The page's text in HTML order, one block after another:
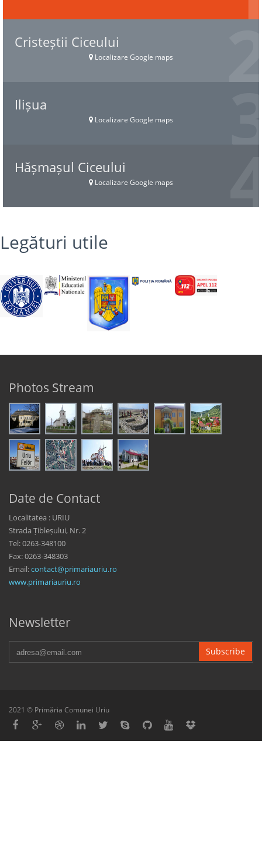
Cristeștii Ciceului
Localizare Google maps
Ilișua
Localizare Google maps
Hășmașul Ciceului
Localizare Google maps
Legături utile
Photos Stream
Date de Contact
Localitatea : URIU
Strada Țibleșului, Nr. 2
Tel: 0263-348100
Fax: 0263-348303
Email:contact@primariauriu.ro
www.primariauriu.ro
Newsletter
Subscribe
2021 © Primăria Comunei Uriu